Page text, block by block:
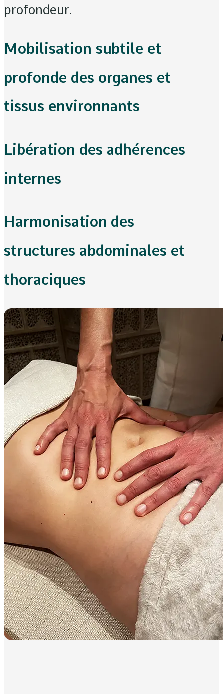
profondeur.
Mobilisation subtile et
profonde des organes et
tissus environnants
Libération des adhérences
internes
Harmonisation des
structures abdominales et
thoraciques